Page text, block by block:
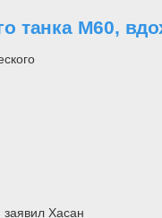
танка M60,
Хасан